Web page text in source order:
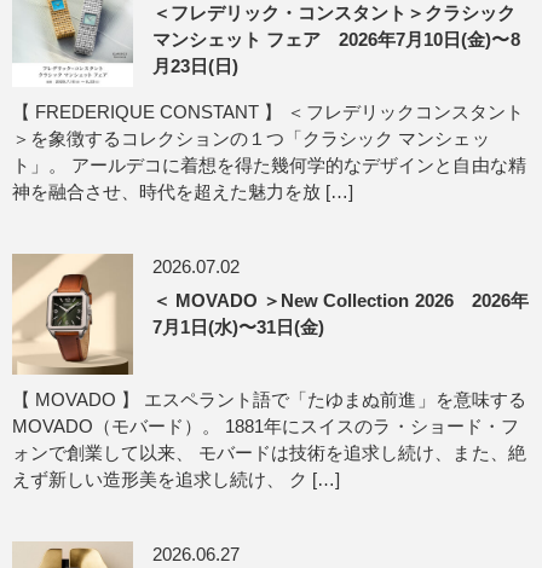
＜フレデリック・コンスタント＞クラシック
マンシェット フェア 2026年7月10日(金)〜8
月23日(日)
【 FREDERIQUE CONSTANT 】 ＜フレデリックコンスタント
＞を象徴するコレクションの１つ「クラシック マンシェッ
ト」。 アールデコに着想を得た幾何学的なデザインと自由な精
神を融合させ、時代を超えた魅力を放 […]
2026.07.02
＜ MOVADO ＞New Collection 2026 2026年
7月1日(水)〜31日(金)
【 MOVADO 】 エスペラント語で「たゆまぬ前進」を意味する
MOVADO（モバード）。 1881年にスイスのラ・ショード・フ
ォンで創業して以来、 モバードは技術を追求し続け、また、絶
えず新しい造形美を追求し続け、 ク […]
2026.06.27